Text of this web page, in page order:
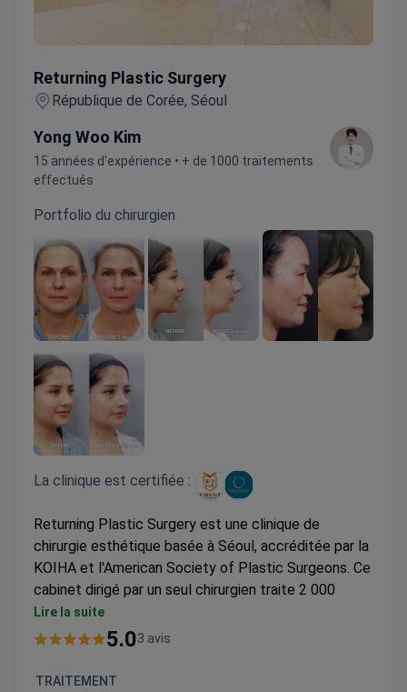
Returning Plastic Surgery
République de Corée, Séoul
Yong Woo Kim
15 années d'expérience • + de 1000 traitements
effectués
Portfolio du chirurgien
La clinique est certifiée :
Returning Plastic Surgery est une clinique de
chirurgie esthétique basée à Séoul, accréditée par la
KOIHA et l'American Society of Plastic Surgeons. Ce
cabinet dirigé par un seul chirurgien traite 2 000
patients par an en rhinoplastie, lifting, chirurgie des
paupières et remodelage corporel. Il propose
traitements anti-âge.
Lire la suite
5.03 avis
TRAITEMENT